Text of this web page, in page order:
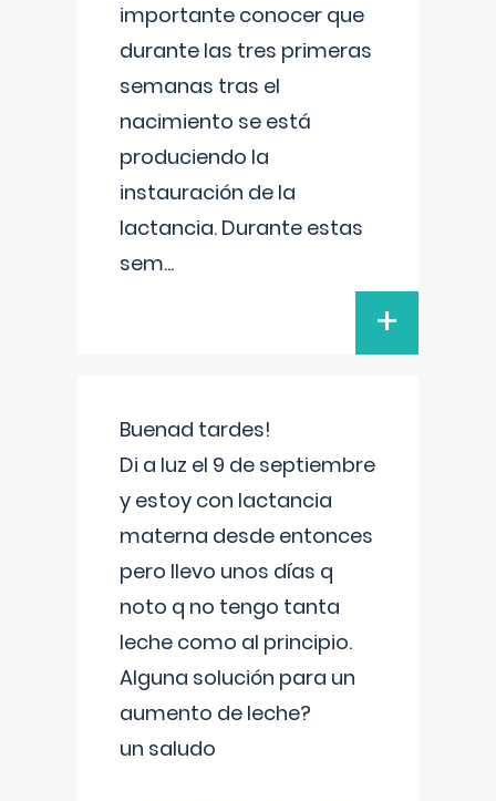
importante conocer que
durante las tres primeras
semanas tras el
nacimiento se está
produciendo la
instauración de la
lactancia. Durante estas
sem...
+
Buenad tardes!
Di a luz el 9 de septiembre
y estoy con lactancia
materna desde entonces
pero llevo unos días q
noto q no tengo tanta
leche como al principio.
Alguna solución para un
aumento de leche?
un saludo